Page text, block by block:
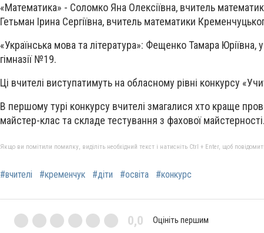
«Математика» - Соломко Яна Олексіївна, вчитель
Гетьман Ірина Сергіївна, вчитель математики
«Українська мова та література»: Фещенко Тамара Юріївна,
гімназії №19.
Ці вчителі виступатимуть на обласному рівні конкурсу
В першому турі конкурсу вчителі змагалися хто краще
майстер-клас та складе тестування з фахової майстерності.
Якщо ви помітили помилку, виділіть необхідний текст і натисніть Ctrl + Enter, щоб
#вчителі #кременчук #діти #освіта #конкурс
0,0 Оцініть першим